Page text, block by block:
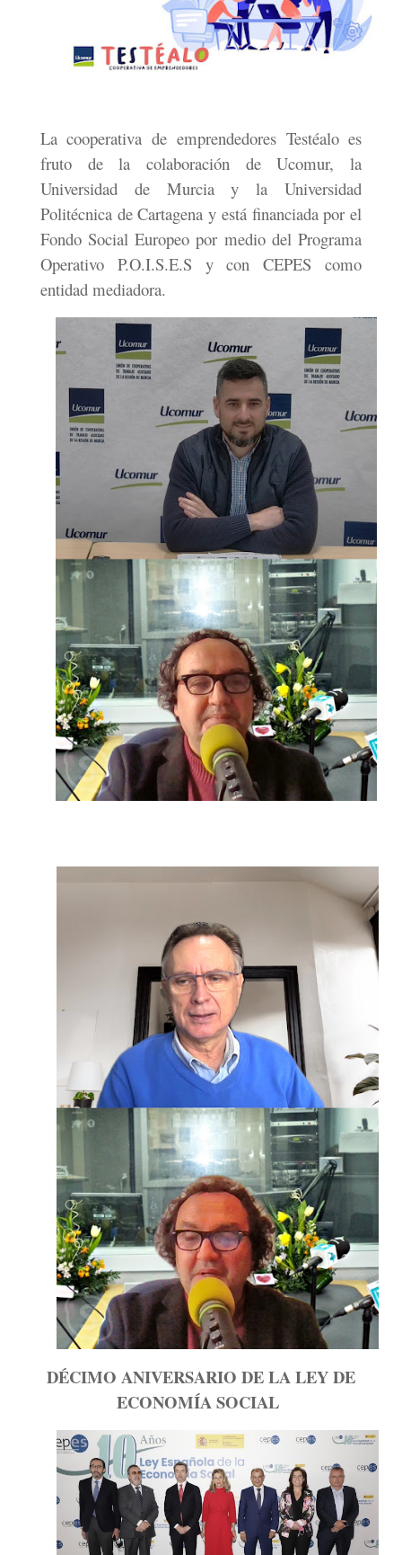
La cooperativa de emprendedores Testéalo es
fruto de la colaboración de Ucomur, la
Universidad de Murcia y la Universidad
Politécnica de Cartagena y está financiada por el
Fondo Social Europeo por medio del Programa
Operativo P.O.I.S.E.S y con CEPES como
entidad mediadora.
DÉCIMO ANIVERSARIO DE LA LEY DE
ECONOMÍA SOCIAL